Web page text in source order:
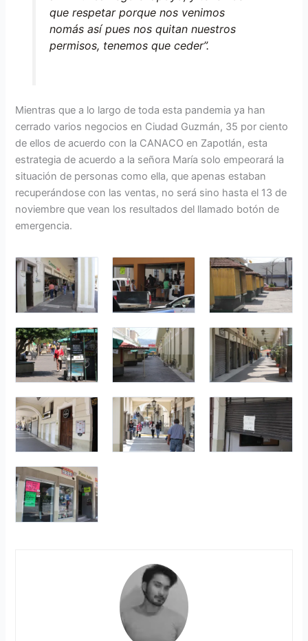
que respetar porque nos venimos
nomás así pues nos quitan nuestros
permisos, tenemos que ceder”.
Mientras que a lo largo de toda esta pandemia ya han
cerrado varios negocios en Ciudad Guzmán, 35 por ciento
de ellos de acuerdo con la CANACO en Zapotlán, esta
estrategia de acuerdo a la señora María solo empeorará la
situación de personas como ella, que apenas estaban
recuperándose con las ventas, no será sino hasta el 13 de
noviembre que vean los resultados del llamado botón de
emergencia.